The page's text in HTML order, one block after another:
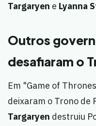
Targaryen e Lyanna
Outros
desafiaram o
Em "Game of
deixaram o Trono de
Targaryen destruiu